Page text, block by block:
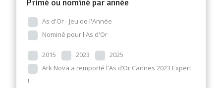
Primé ou nominé par année
As d'Or - Jeu de l'Année
Nominé pour l'As d'Or
2015 2023
2025
Ark Nova a remporté l'As d’Or Cannes 2023 Expert
!